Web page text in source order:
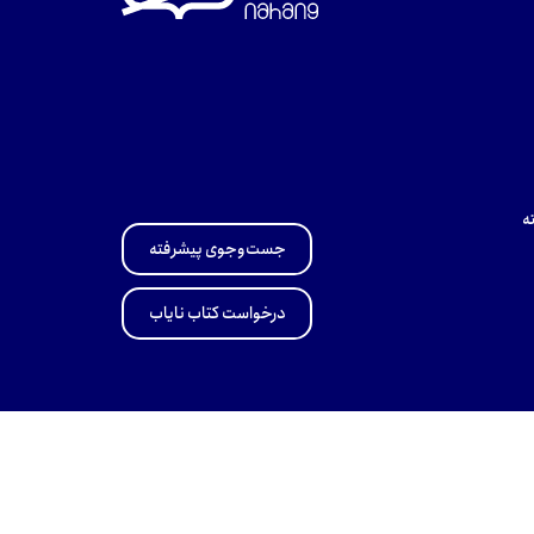
جست‌وجوی پیشرفته
درخواست کتاب نایاب